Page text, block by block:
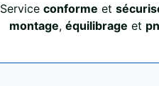
Service conforme et
montage, équilibrage et